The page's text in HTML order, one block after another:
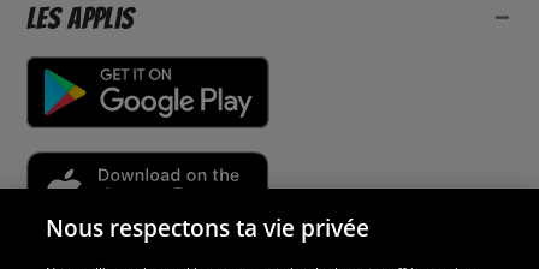
Les applis
Nous respectons ta vie privée